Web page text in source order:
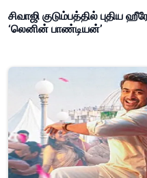
சிவாஜி குடும்பத்தில்
‘லெனின் பாண்டியன்’